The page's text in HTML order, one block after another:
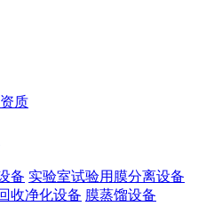
质
备 实验室试验用膜分离设备
收净化设备 膜蒸馏设备